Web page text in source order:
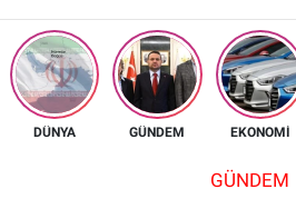
DÜNYA GÜNDEM EKONOMİ
GÜNDEM
TV 5 Ekranı ve Arşiv